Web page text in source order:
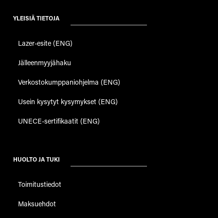
YLEISIÄ TIETOJA
Lazer-esite (ENG)
Jälleenmyyjähaku
Verkostokumppaniohjelma (ENG)
Usein kysytyt kysymykset (ENG)
UNECE-sertifikaatit (ENG)
HUOLTO JA TUKI
Toimitustiedot
Maksuehdot